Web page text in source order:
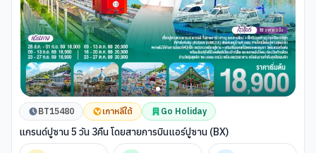
BT15480 เกาหลีใต้ Go Holiday
แกรนด์ปูซาน 5 วัน 3คืน โดยสายการบินแอร์ปูซาน (BX)